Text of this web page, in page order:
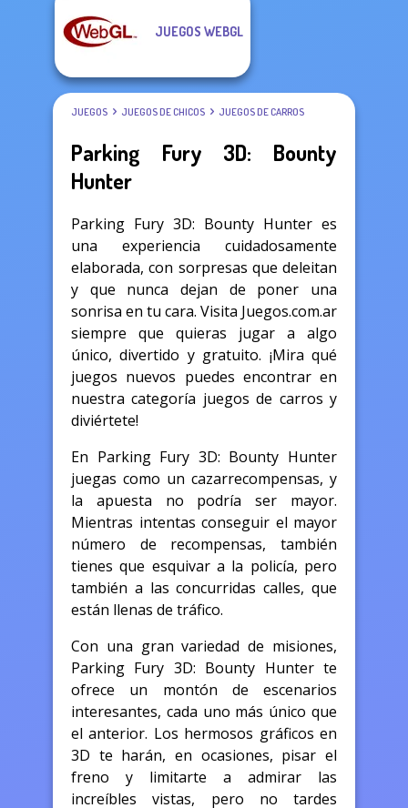
JUEGOS WEBGL
JUEGOS JUEGOS DE CHICOS JUEGOS DE CARROS
Parking Fury 3D: Bounty
Hunter
Parking Fury 3D: Bounty Hunter es
una experiencia cuidadosamente
elaborada, con sorpresas que deleitan
y que nunca dejan de poner una
sonrisa en tu cara. Visita Juegos.com.ar
siempre que quieras jugar a algo
único, divertido y gratuito. ¡Mira qué
juegos nuevos puedes encontrar en
nuestra categoría juegos de carros y
diviértete!
En Parking Fury 3D: Bounty Hunter
juegas como un cazarrecompensas, y
la apuesta no podría ser mayor.
Mientras intentas conseguir el mayor
número de recompensas, también
tienes que esquivar a la policía, pero
también a las concurridas calles, que
están llenas de tráfico.
Con una gran variedad de misiones,
Parking Fury 3D: Bounty Hunter te
ofrece un montón de escenarios
interesantes, cada uno más único que
el anterior. Los hermosos gráficos en
3D te harán, en ocasiones, pisar el
freno y limitarte a admirar las
increíbles vistas, pero no tardes